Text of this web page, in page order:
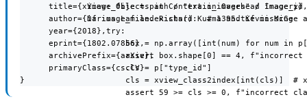
              image_file = path / "train_images" / image_id
              if image_file.exists():  # 1395.tif missing
                  try:
box = np.array([int(num) for num in
assert box.shape[0] == 4,
                      cls = p["type_id"]
cls = xview_class2index[int(cls)]  #
assert 59 >= cls >= 0, f"incorrect
      title={xView: Objects in Context in Overhead Imagery},
author={Darius Lam and Richard Kuzma and Kevin McGee
      year={2018},
      eprint={1802.07856},
      archivePrefix={arXiv},
      primaryClass={cs.CV}
}